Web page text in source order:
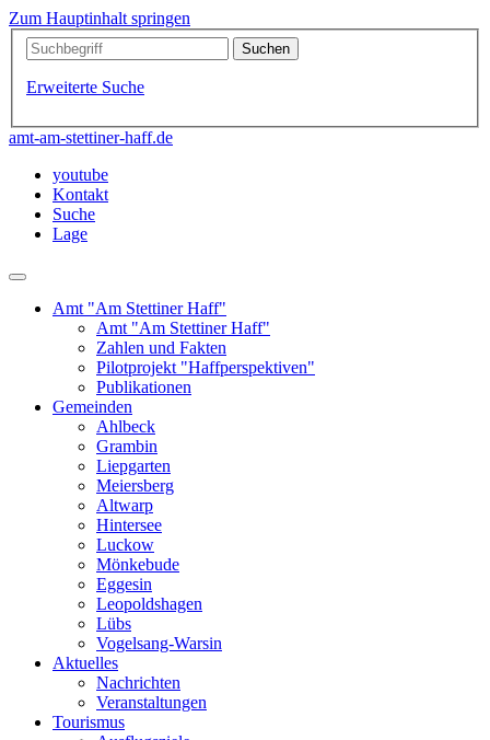
Zum Hauptinhalt springen
Erweiterte Suche
amt-am-stettiner-haff.de
youtube
Kontakt
Suche
Lage
Amt "Am Stettiner Haff"
Amt "Am Stettiner Haff"
Zahlen und Fakten
Pilotprojekt "Haffperspektiven"
Publikationen
Gemeinden
Ahlbeck
Grambin
Liepgarten
Meiersberg
Altwarp
Hintersee
Luckow
Mönkebude
Eggesin
Leopoldshagen
Lübs
Vogelsang-Warsin
Aktuelles
Nachrichten
Veranstaltungen
Tourismus